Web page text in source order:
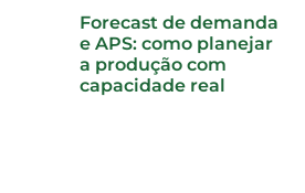
Forecast de demanda
e APS: como planejar
a produção com
capacidade real